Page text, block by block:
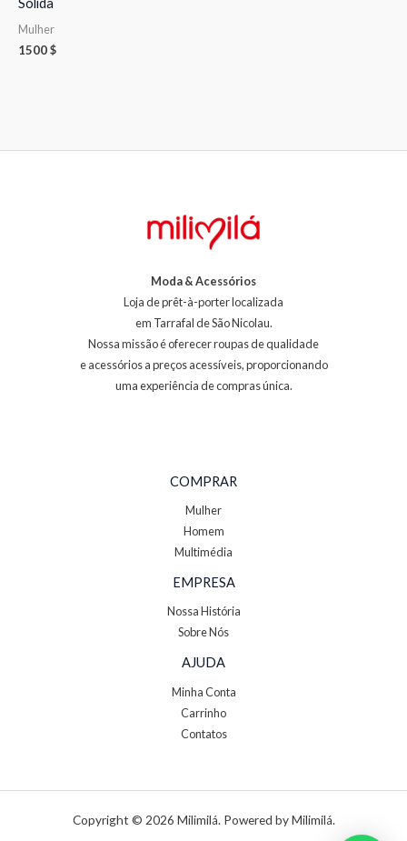
Sólida
Mulher
1500$
Moda & Acessórios
Loja de prêt-à-porter localizada
em Tarrafal de São Nicolau.
Nossa missão é oferecer roupas de qualidade
e acessórios a preços acessíveis, proporcionando
uma experiência de compras única.
COMPRAR
Mulher
Homem
Multimédia
EMPRESA
Nossa História
Sobre Nós
AJUDA
Minha Conta
Carrinho
Contatos
Copyright © 2026 Milimilá. Powered by Milimilá.